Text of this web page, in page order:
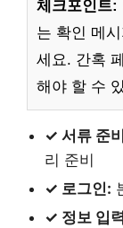
체크포인트:
는 확인 메
세요. 간혹
해야 할 수
✓ 서류 준
리 준비
✓ 로그인:
✓ 정보 입